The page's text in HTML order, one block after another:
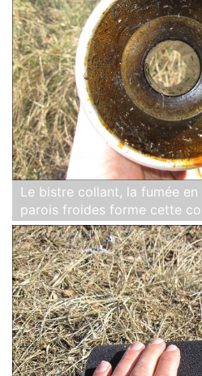
Le bistre collant, la fumée
parois froides forme cette